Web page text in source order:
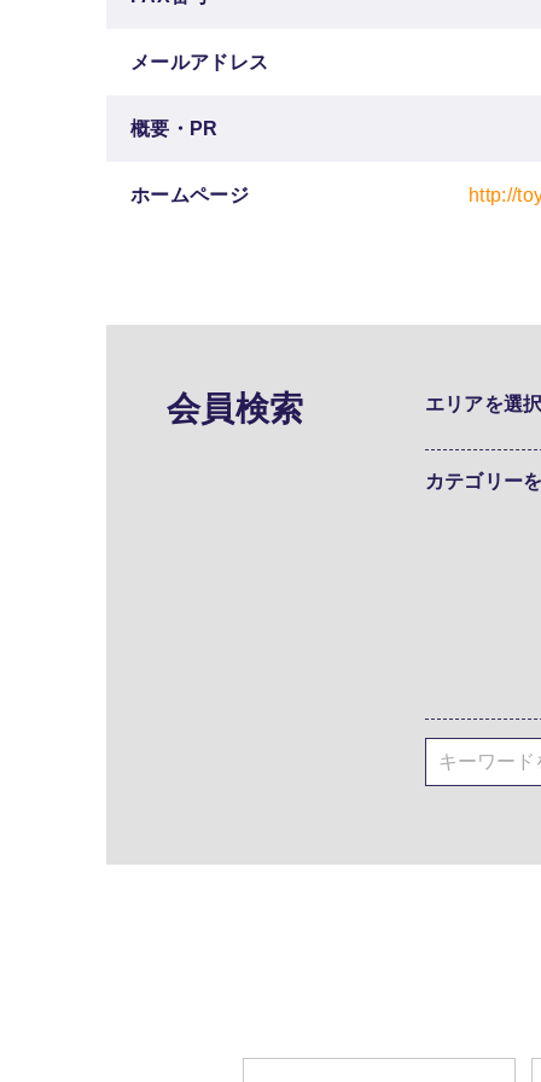
メールアドレス
概要・PR
ホームページ http://
会員検索 エリアを選
カテゴリー